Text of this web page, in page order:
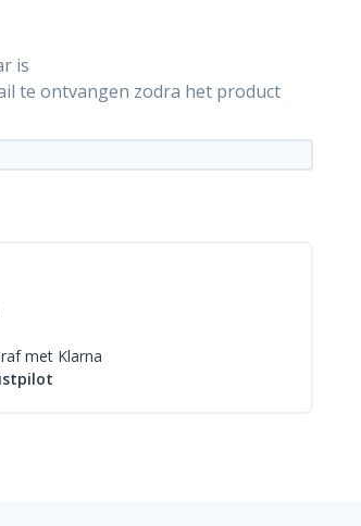
is
te ontvangen zodra het product
met Klarna